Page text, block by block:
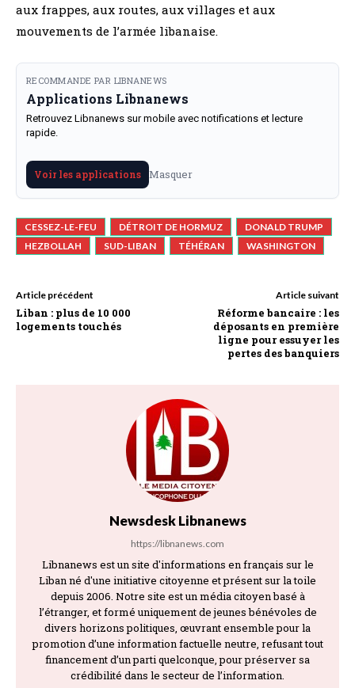
aux frappes, aux routes, aux villages et aux
mouvements de l’armée libanaise.
RECOMMANDE PAR LIBNANEWS
Applications Libnanews
Retrouvez Libnanews sur mobile avec notifications et lecture
rapide.
Voir les applications Masquer
CESSEZ-LE-FEU DÉTROIT DE HORMUZ
DONALD TRUMP
HEZBOLLAH
SUD-LIBAN TÉHÉRAN WASHINGTON
Article précédent
Liban : plus de 10 000
logements touchés
Article suivant
Réforme bancaire : les
déposants en première
ligne pour essuyer les
pertes des banquiers
Newsdesk Libnanews
https://libnanews.com
Libnanews est un site d'informations en français sur le
Liban né d'une initiative citoyenne et présent sur la toile
depuis 2006. Notre site est un média citoyen basé à
l’étranger, et formé uniquement de jeunes bénévoles de
divers horizons politiques, œuvrant ensemble pour la
promotion d’une information factuelle neutre, refusant tout
financement d’un parti quelconque, pour préserver sa
crédibilité dans le secteur de l’information.